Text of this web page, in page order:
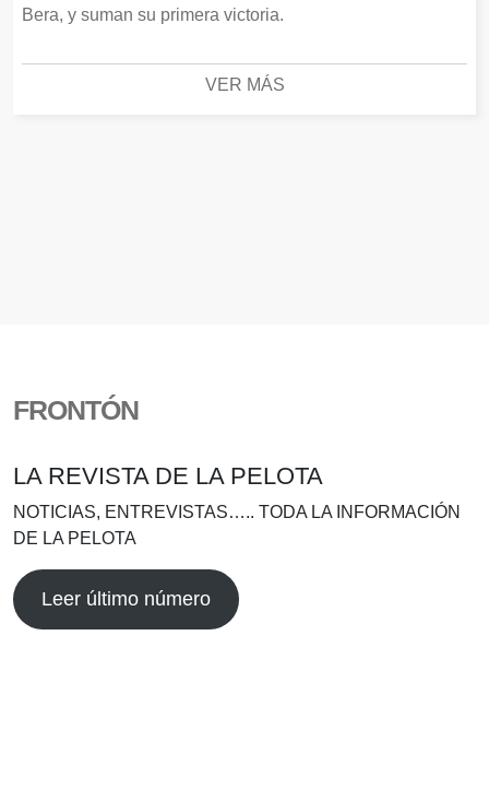
Bera, y suman su primera victoria.
VER MÁS
FRONTÓN
LA REVISTA DE LA PELOTA
NOTICIAS, ENTREVISTAS….. TODA LA INFORMACIÓN
DE LA PELOTA
Leer último número